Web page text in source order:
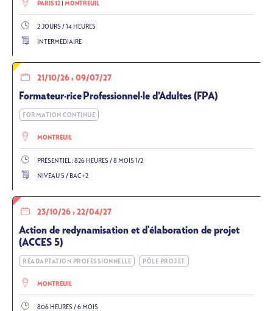
PARIS 12 MONTREUIL
2 JOURS / 14 HEURES
INTERMÉDIAIRE
21/10/26 › 09/07/27
Formateur·rice Professionnel·le d’Adultes (FPA)
FORMATION CONTINUE
MONTREUIL
PRÉSENTIEL : 826 HEURES / 8 MOIS 1/2
NIVEAU 5 / BAC +2
23/10/26 › 22/04/27
Action de redynamisation et d'élaboration de projet
(ACCES 5)
RÉADAPTATION PROFESSIONNELLE PÔLE PROJET
MONTREUIL
806 HEURES / 6 MOIS